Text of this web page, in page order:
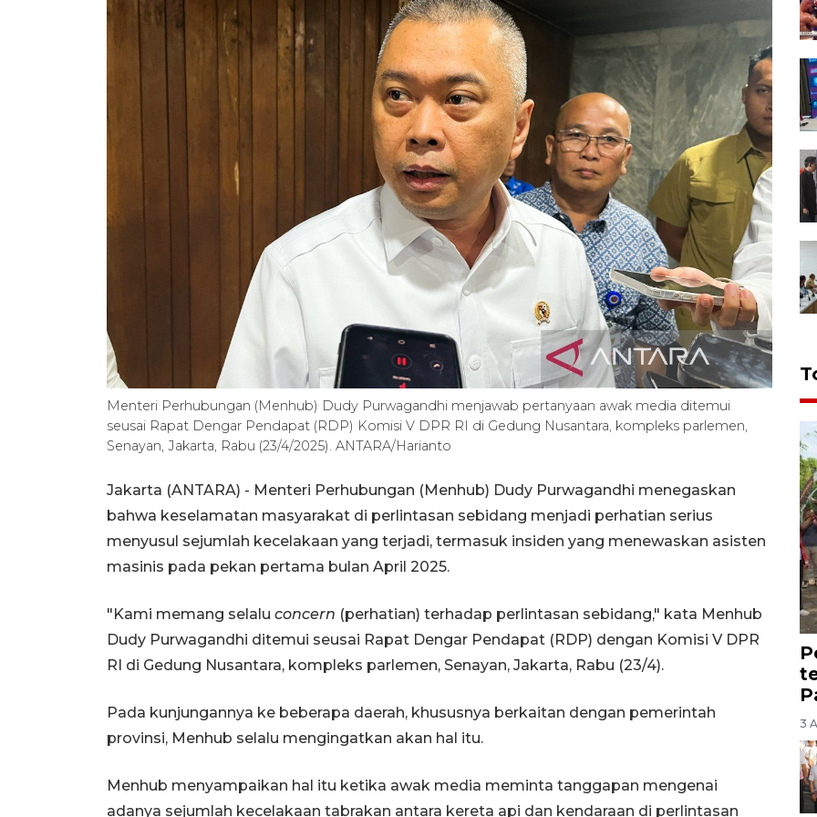
Menteri Perhubungan (Menhub) Dudy Purwagandhi menjawab pertanyaan awak media ditemui
seusai Rapat Dengar Pendapat (RDP) Komisi V DPR RI di Gedung Nusantara, kompleks parlemen,
Senayan, Jakarta, Rabu (23/4/2025). ANTARA/Harianto
Jakarta (ANTARA) - Menteri Perhubungan (Menhub) Dudy Purwagandhi menegaskan
bahwa keselamatan masyarakat di perlintasan sebidang menjadi perhatian serius
menyusul sejumlah kecelakaan yang terjadi, termasuk insiden yang menewaskan asisten
masinis pada pekan pertama bulan April 2025.
"Kami memang selalu concern (perhatian) terhadap perlintasan sebidang," kata Menhub
Dudy Purwagandhi ditemui seusai Rapat Dengar Pendapat (RDP) dengan Komisi V DPR
RI di Gedung Nusantara, kompleks parlemen, Senayan, Jakarta, Rabu (23/4).
Pada kunjungannya ke beberapa daerah, khususnya berkaitan dengan pemerintah
provinsi, Menhub selalu mengingatkan akan hal itu.
Menhub menyampaikan hal itu ketika awak media meminta tanggapan mengenai
adanya sejumlah kecelakaan tabrakan antara kereta api dan kendaraan di perlintasan
3